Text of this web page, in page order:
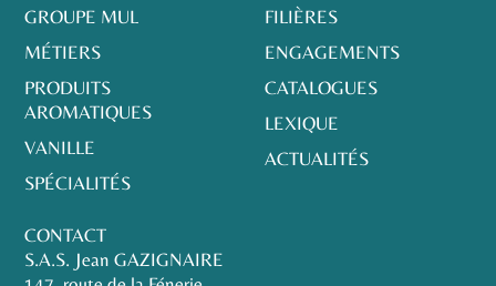
GROUPE MUL
MÉTIERS
PRODUITS
AROMATIQUES
VANILLE
SPÉCIALITÉS
FILIÈRES
ENGAGEMENTS
CATALOGUES
LEXIQUE
ACTUALITÉS
CONTACT
S.A.S. Jean GAZIGNAIRE